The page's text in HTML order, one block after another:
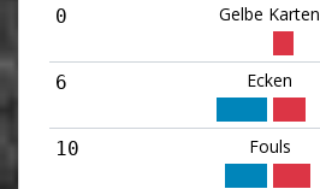
0 Gelbe Karten
6 Ecken
10 Fouls